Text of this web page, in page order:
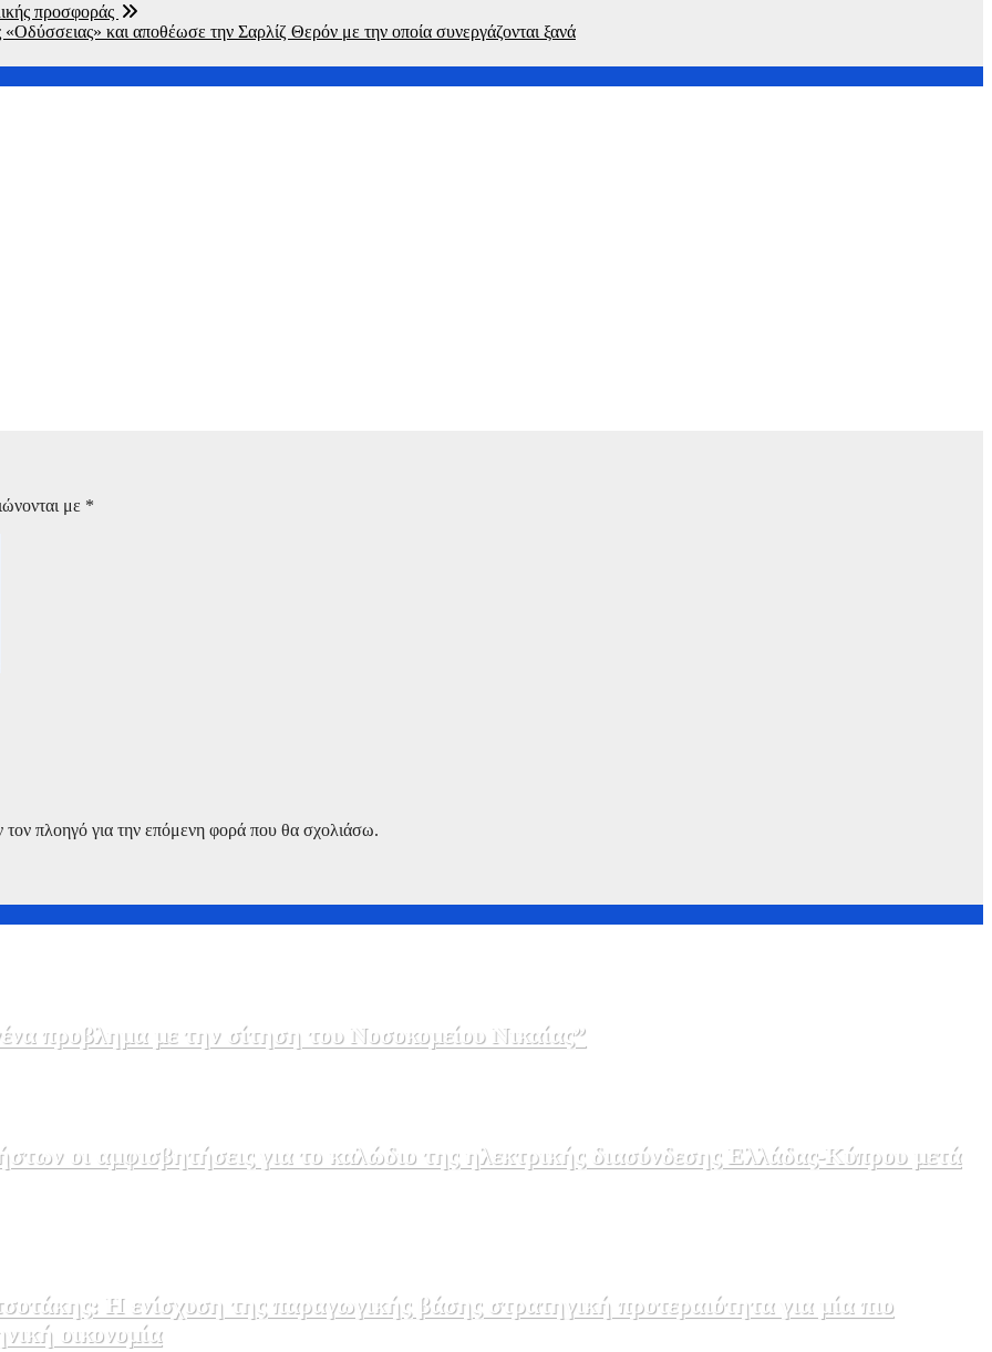
προσφοράς
και αποθέωσε την Σαρλίζ Θερόν με την οποία συνεργάζονται ξανά
με *
πλοηγό για την επόμενη φορά που θα σχολιάσω.
προβλημα με την σίτηση του Νοσοκομείου Νικαίας”
οι αμφισβητήσεις για το καλώδιο της ηλεκτρικής διασύνδεσης Ελλάδας-Κύπρου μετά
Η ενίσχυση της παραγωγικής βάσης στρατηγική προτεραιότητα για μία πιο
οικονομία